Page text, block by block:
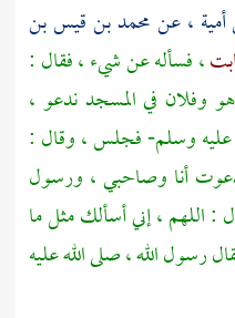
، عنمحمد بن قيس بن
، فسأله عن شيء ، فقال :
وفلان في المسجد ندعو ،
عليه وسلم- فجلس ، وقال :
أنا وصاحبي ، ورسول
: اللهم ، إني أسألك مثل ما
رسول الله ، صلى الله عليه